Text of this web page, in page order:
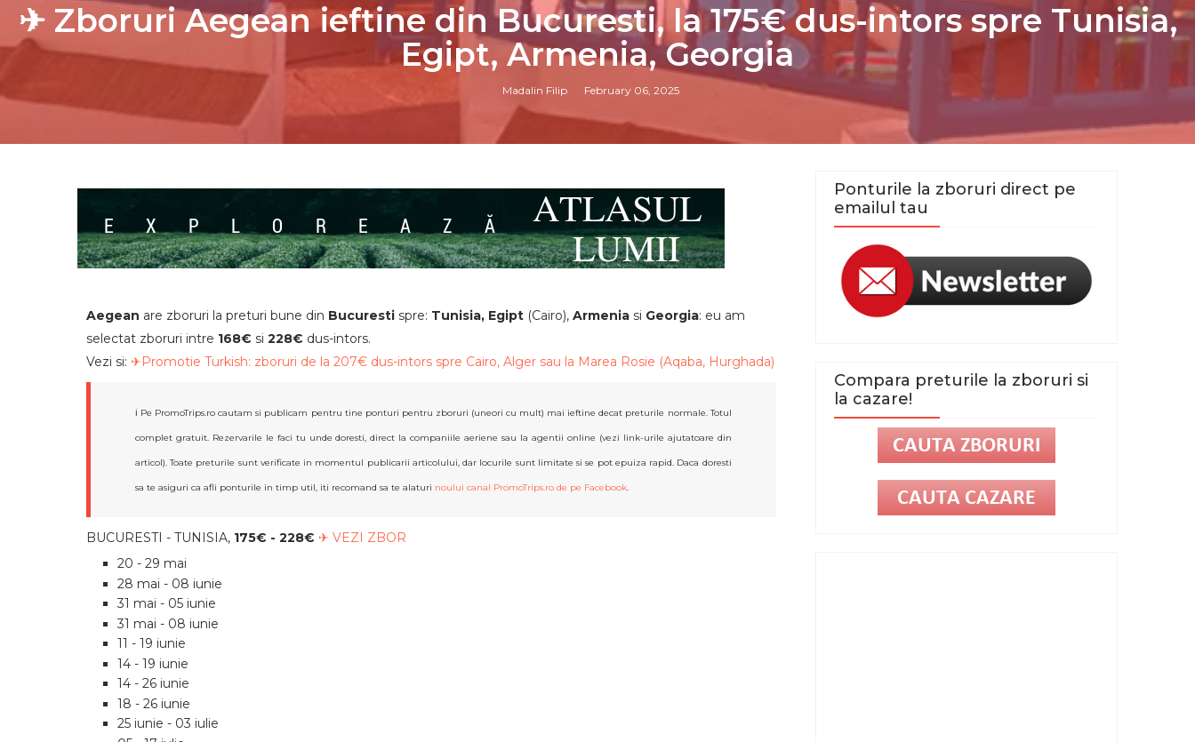
✈ Zboruri Aegean ieftine din Bucuresti, la 175€ dus-intors spre Tunisia,
Egipt, Armenia, Georgia
Madalin Filip February 06, 2025
Aegean are zboruri la preturi bune din Bucuresti spre: Tunisia, Egipt (Cairo), Armenia si Georgia: eu am
selectat zboruri intre 168€ si 228€ dus-intors.
Vezi si: ✈Promotie Turkish: zboruri de la 207€ dus-intors spre Cairo, Alger sau la Marea Rosie (Aqaba, Hurghada)
ℹ️ Pe PromoTrips.ro cautam si publicam pentru tine ponturi pentru zboruri (uneori cu mult) mai ieftine decat preturile normale. Totul
complet gratuit. Rezervarile le faci tu unde doresti, direct la companiile aeriene sau la agentii online (vezi link-urile ajutatoare din
articol). Toate preturile sunt verificate in momentul publicarii articolului, dar locurile sunt limitate si se pot epuiza rapid. Daca doresti
sa te asiguri ca afli ponturile in timp util, iti recomand sa te alaturi noului canal PromoTrips.ro de pe Facebook.
BUCURESTI - TUNISIA, 175€ - 228€ ✈ VEZI ZBOR
20 - 29 mai
28 mai - 08 iunie
31 mai - 05 iunie
31 mai - 08 iunie
11 - 19 iunie
14 - 19 iunie
14 - 26 iunie
18 - 26 iunie
25 iunie - 03 iulie
Ponturile la zboruri direct pe
emailul tau
Compara preturile la zboruri si
la cazare!